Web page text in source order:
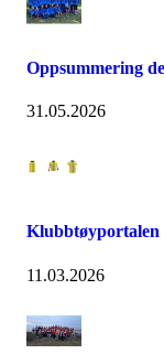
Oppsummering
31.05.2026
Klubbtøyportalen
11.03.2026